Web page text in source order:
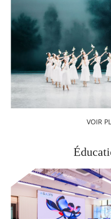
VOIR